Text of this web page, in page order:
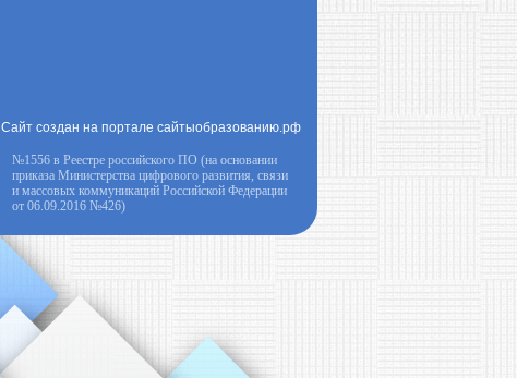
Сайт создан на портале сайтыобразованию.рф
№1556 в Реестре российского ПО (на основании
приказа Министерства цифрового развития, связи
и массовых коммуникаций Российской Федерации
от 06.09.2016 №426)